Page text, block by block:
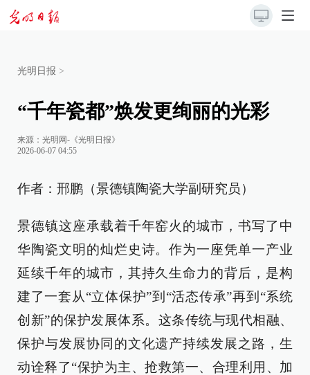
光明日报 >
“千年瓷都”焕发更绚丽的光彩
来源： 光明网-《光明日报》
2026-06-07 04:55
作者：邢鹏（景德镇陶瓷大学副研究员）
景德镇这座承载着千年窑火的城市，书写了中
华陶瓷文明的灿烂史诗。作为一座凭单一产业
延续千年的城市，其持久生命力的背后，是构
建了一套从“立体保护”到“活态传承”再到“系统
创新”的保护发展体系。这条传统与现代相融、
保护与发展协同的文化遗产持续发展之路，生
动诠释了“保护为主、抢救第一、合理利用、加